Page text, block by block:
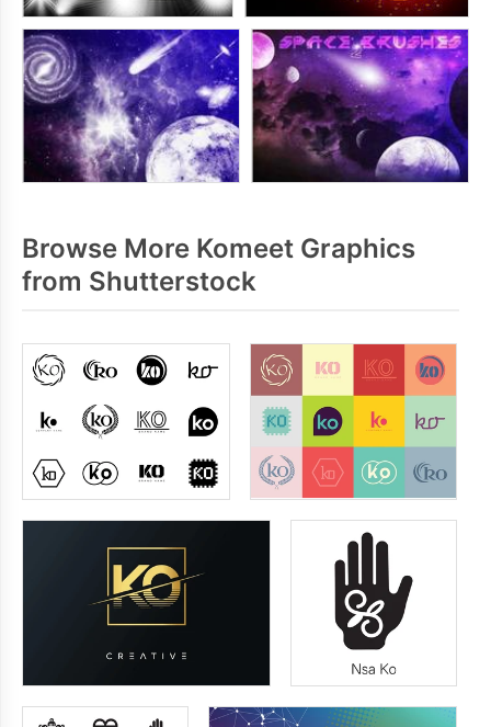
Browse More Komeet Graphics
from Shutterstock